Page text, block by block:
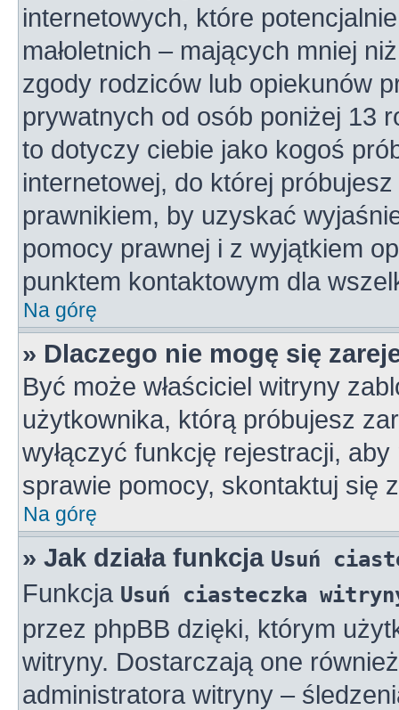
internetowych, które
małoletnich – mających mniej
zgody rodziców lub opiekunów
prywatnych od osób poniżej 13
to dotyczy ciebie jako kogoś
internetowej, do której
prawnikiem, by uzyskać
pomocy prawnej i z wyjątkiem
punktem kontaktowym dla
Na górę
» Dlaczego nie mogę się
Być może właściciel witryny
użytkownika, którą próbujesz
wyłączyć funkcję rejestracji,
sprawie pomocy, skontaktuj się
Na górę
» Jak działa funkcja Usuń
Funkcja Usuń ciasteczka
przez phpBB dzięki, którym
witryny. Dostarczają one
administratora witryny –